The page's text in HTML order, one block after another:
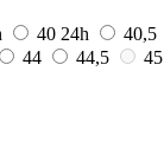
40 24h
40,5
44 44,5
45